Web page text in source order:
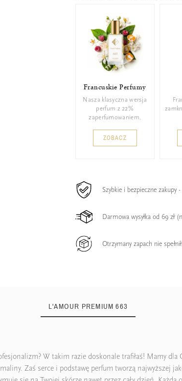
Francuskie Perfumy
Nasza klasyczna wersja
perfum z 22%
zaperfumowaniem.
ZOBACZ
Szybkie i bezpieczne zakupy
Darmowa wysyłka od 69 zł
Otrzymany zapach nie
L'AMOUR PREMIUM 663
W takim razie doskonale trafiłaś! Mamy dla
Zaś serce i podstawę perfum tworzą najwyższej